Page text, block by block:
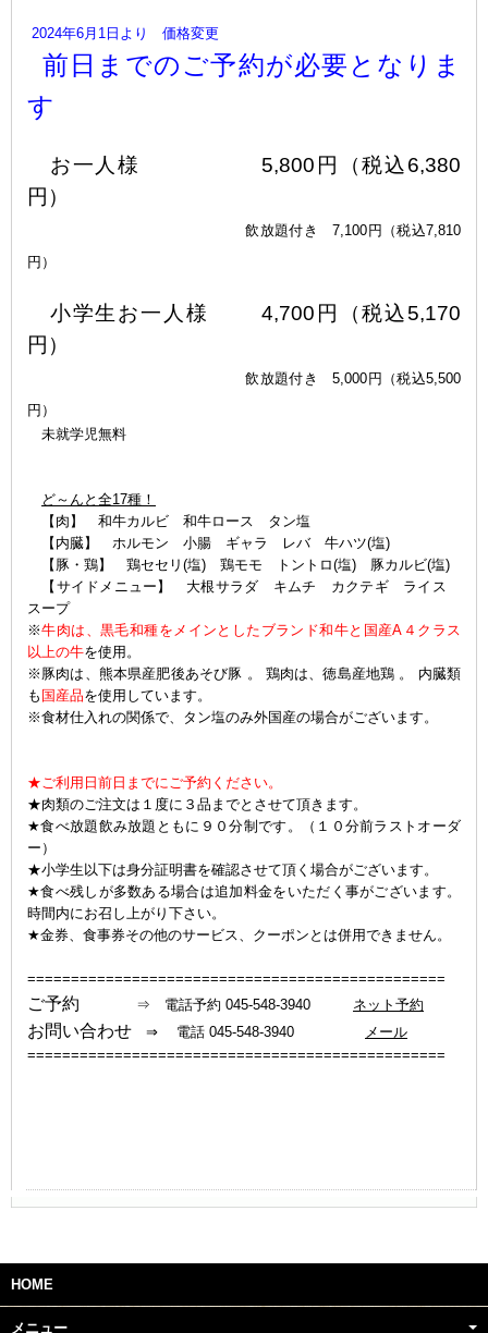
2024年6月1日より 価格変更
前日までのご予約が必要となりま
す
お一人様 5,800 円（税込6,380
円）
飲放題付き 7,100円（税込7,810
円 ）
小学生お一人様 4,700 円（税込5,170
円 ）
飲放題付き 5,000円（税込5,500
円）
未就学児無料
ど～んと全17種！
【肉】 和牛カルビ 和牛ロース タン塩
【内臓】 ホルモン 小腸 ギャラ レバ 牛ハツ(塩)
【豚・鶏】 鶏セセリ(塩) 鶏モモ トントロ(塩) 豚カルビ(塩)
【サイドメニュー】 大根サラダ キムチ カクテギ ライス
スープ
※牛肉は、黒毛和種をメインとしたブランド和牛と国産A４クラス
以上の牛を使用。
※豚肉は、熊本県産肥後あそび豚 。 鶏肉は、徳島産地鶏 。 内臓類
も 国産品を使用しています。
※食材仕入れの関係で、タン塩のみ外国産の場合がございます。
★ご利用日前日までにご予約ください。
★肉類のご注文は１度に３品までとさせて頂きます。
★食べ放題飲み放題ともに９０分制です。（１０分前ラストオーダ
ー）
★小学生以下は身分証明書を確認させて頂く場合がございます。
★食べ残しが多数ある場合は追加料金をいただく事がございます。
時間内にお召し上がり下さい。
★金券、食事券その他のサービス、クーポンとは併用できません。
================================================
ご予約 ⇒ 電話予約 045-548-3940 ネット予約
お問い合わせ ⇒ 電話 045-548-3940
メール
================================================
HOME
メニュー